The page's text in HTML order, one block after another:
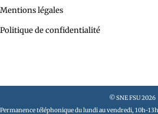
Mentions légales
Politique de confidentialité
© SNE FSU 2026
Permanence téléphonique du lundi au vendredi, 10h-